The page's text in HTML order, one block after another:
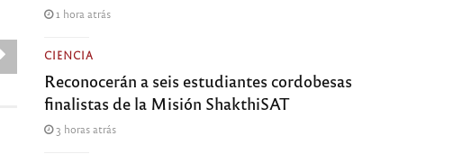
1 hora atrás
CIENCIA
Reconocerán a seis estudiantes cordobesas
finalistas de la Misión ShakthiSAT
3 horas atrás